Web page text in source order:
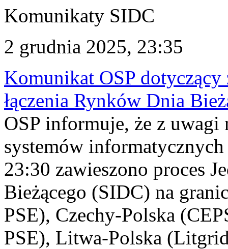
Komunikaty SIDC
2 grudnia 2025, 23:35
Komunikat OSP dotyczący
łączenia Rynków Dnia
OSP informuje, że z uwagi
systemów
23:30 zawieszono proces
Bieżącego (SIDC) na
PSE), Czechy-Polska
PSE), Litwa-Polska